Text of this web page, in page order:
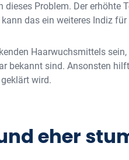
dieses Problem. Der erhöhte
das ein weiteres Indiz
Haarwuchsmittels
bekannt sind. Ansonsten
wird.
eher